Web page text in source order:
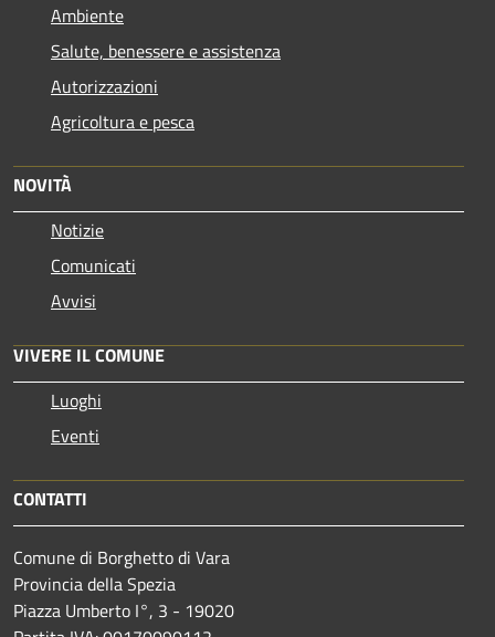
Ambiente
Salute, benessere e assistenza
Autorizzazioni
Agricoltura e pesca
NOVITÀ
Notizie
Comunicati
Avvisi
VIVERE IL COMUNE
Luoghi
Eventi
CONTATTI
Comune di Borghetto di Vara
Provincia della Spezia
Piazza Umberto I°, 3 - 19020